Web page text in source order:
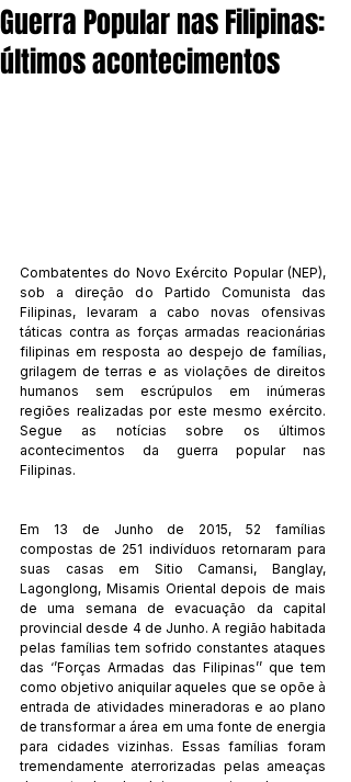
Guerra Popular nas Filipinas:
últimos acontecimentos
Combatentes do Novo Exército Popular (NEP),
sob a direção do Partido Comunista das
Filipinas, levaram a cabo novas ofensivas
táticas contra as forças armadas reacionárias
filipinas em resposta ao despejo de famílias,
grilagem de terras e as violações de direitos
humanos sem escrúpulos em inúmeras
regiões realizadas por este mesmo exército.
Segue as notícias sobre os últimos
acontecimentos da guerra popular nas
Filipinas.
Em 13 de Junho de 2015, 52 famílias
compostas de 251 indivíduos retornaram para
suas casas em Sitio Camansi, Banglay,
Lagonglong, Misamis Oriental depois de mais
de uma semana de evacuação da capital
provincial desde 4 de Junho. A região habitada
pelas famílias tem sofrido constantes ataques
das ‘’Forças Armadas das Filipinas’’ que tem
como objetivo aniquilar aqueles que se opõe à
entrada de atividades mineradoras e ao plano
de transformar a área em uma fonte de energia
para cidades vizinhas. Essas famílias foram
tremendamente aterrorizadas pelas ameaças